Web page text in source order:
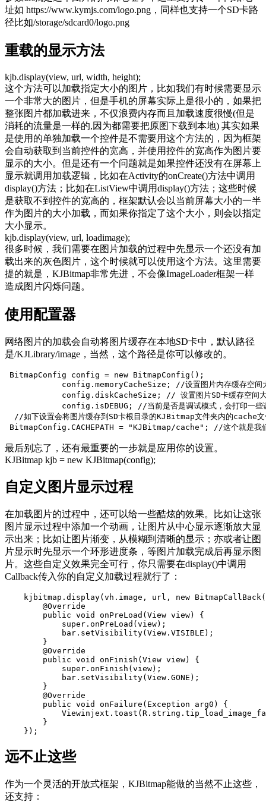
址如 https://www.kymjs.com/logo.png，同样也支持一个SD卡路
径比如/storage/sdcard0/logo.png
重载的显示方法
kjb.display(view, url, width, height);
这个方法可以加载指定大小的图片，比如我们有时候需要显示
一个非常大的图片，但是手机的屏幕实际上是很小的，如果把
整张图片都加载进来，不仅浪费内存而且加载速度很慢(但是
消耗的流量是一样的,因为都需要把原图下载到本地) 其实如果
是使用的单独加载一个控件是不需要用这个方法的，因为框架
会自动获取到当前控件的宽高，并使用控件的宽高作为图片要
显示的大小。但是还有一个问题就是如果控件还没有在屏幕上
显示就调用加载逻辑，比如在Activity的onCreate()方法中调用
display()方法；比如在ListView中调用display()方法；这些时候
是获取不到控件的宽高的，框架默认会以当前屏幕大小的一半
作为图片的大小加载，而如果你指定了这个大小，则会以指定
大小显示。
kjb.display(view, url, loadimage);
很多时候，我们需要在图片加载的过程中先显示一个还没有加
载出来的灰色图片，这个时候就可以使用这个方法。这里需要
提的就是，KJBitmap非常先进，不会像ImageLoader框架一样
造成图片闪烁问题。
使用配置器
网络图片的加载会自动将图片缓存在本地SD卡中，默认路径
是/KJLibrary/image，当然，这个路径是你可以修改的。
BitmapConfig config = new BitmapConfig ();
config . memoryCacheSize ;
//设置图片内存缓存空间
config . diskCacheSize ;
// 设置图片SD卡缓存空间
config . isDEBUG ;
//当前是否是调试模式，会打印一
//如下设置会将图片缓存到SD卡根目录的KJBitmap文件夹内的cache文
BitmapConfig . CACHEPATH = "KJBitmap/cache" ; //这个就是我
最后别忘了，还有最重要的一步就是应用你的设置。
KJBitmap kjb = new KJBitmap(config);
自定义图片显示过程
在加载图片的过程中，还可以给一些酷炫的效果。比如让这张
图片显示过程中添加一个动画，让图片从中心显示逐渐放大显
示出来；比如让图片渐变，从模糊到清晰的显示；亦或者让图
片显示时先显示一个环形进度条，等图片加载完成后再显示图
片。这些自定义效果完全可行，你只需要在display()中调用
Callback传入你的自定义加载过程就行了：
kjbitmap . display( vh . image , url , new BitmapCallBack
@Override
public void onPreLoad ( View view)
{
super . onPreLoad ( view);
bar . setVisibility( View . VISIBLE );
}
@Override
public void onFinish ( View view)
{
super . onFinish ( view);
bar . setVisibility( View . GONE );
}
@Override
public void onFailure ( Exception arg0 )
{
Viewinjext . toast ( R . string .
}
});
远不止这些
作为一个灵活的开放式框架，KJBitmap能做的当然不止这些，
还支持：